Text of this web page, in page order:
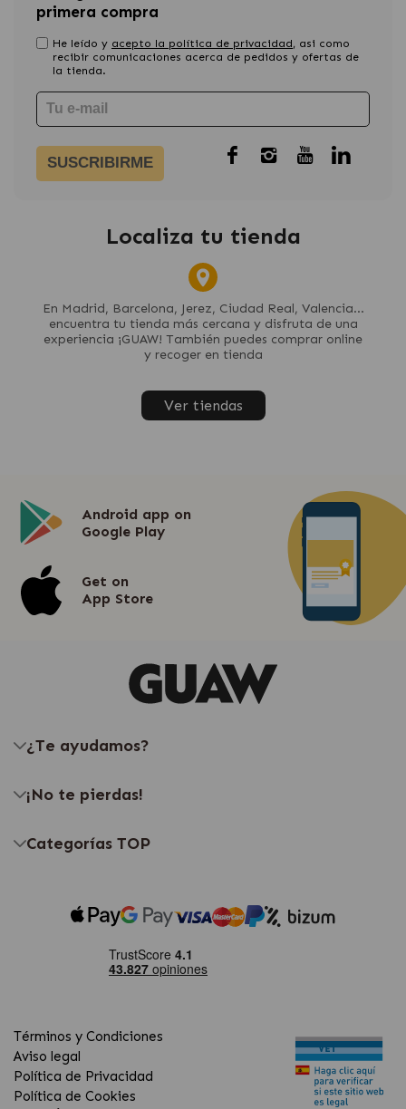
primera compra
He leído y acepto la política de privacidad, asi como
recibir comunicaciones acerca de pedidos y ofertas de
la tienda.
SUSCRIBIRME
Localiza tu tienda
En Madrid, Barcelona, Jerez, Ciudad Real, Valencia...
encuentra tu tienda más cercana y disfruta de una
experiencia ¡GUAW! También puedes comprar online
y recoger en tienda
Ver tiendas
Android app on
Google Play
Get on
App Store
¿Te ayudamos?
¡No te pierdas!
Categorías TOP
Términos y Condiciones
Aviso legal
Política de Privacidad
Política de Cookies